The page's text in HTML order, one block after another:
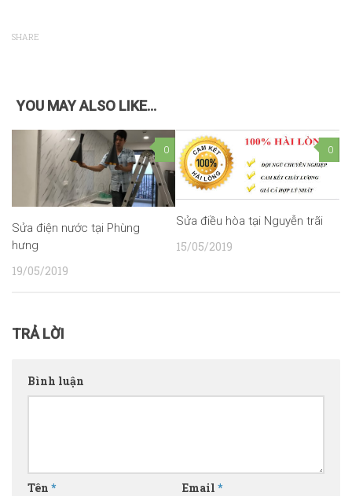
SHARE
YOU MAY ALSO LIKE...
0
Sửa điện nước tại Phùng
hưng
19/05/2019
0
Sửa điều hòa tại Nguyễn trãi
15/05/2019
TRẢ LỜI
Bình luận
Tên * Email *